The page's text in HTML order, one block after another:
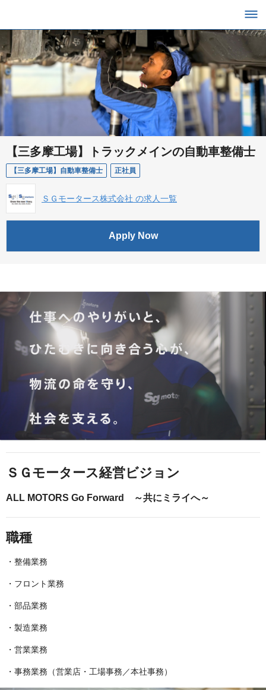
【三多摩工場】トラックメインの自動車整備士
【三多摩工場】自動車整備士 正社員
ＳＧモータース株式会社 の求人一覧
Apply Now
ＳＧモータース経営ビジョン
ALL MOTORS Go Forward ～共にミライへ～
職種
・整備業務
・フロント業務
・部品業務
・製造業務
・営業業務
・事務業務（営業店・工場事務／本社事務）